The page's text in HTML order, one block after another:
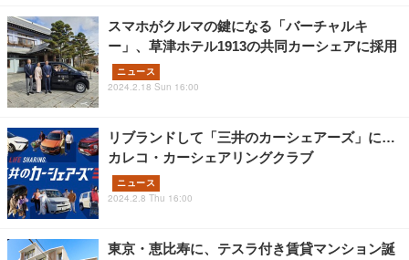
スマホがクルマの鍵になる「バーチャルキ
ー」、草津ホテル1913の共同カーシェアに採用
ニュース
2024.2.18 Sun 16:00
リブランドして「三井のカーシェアーズ」に…
カレコ・カーシェアリングクラブ
ニュース
2024.2.8 Thu 16:00
東京・恵比寿に、テスラ付き賃貸マンション誕